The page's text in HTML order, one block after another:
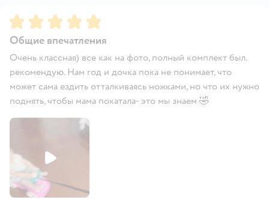
Рейтинг:5
Общие впечатления
Очень классная) все как на фото, полный комплект был.
рекомендую. Нам год и дочка пока не понимает, что
может сама ездить отталкиваясь ножками, но что их нужно
поднять, чтобы мама покатала- это мы знаем 🤣